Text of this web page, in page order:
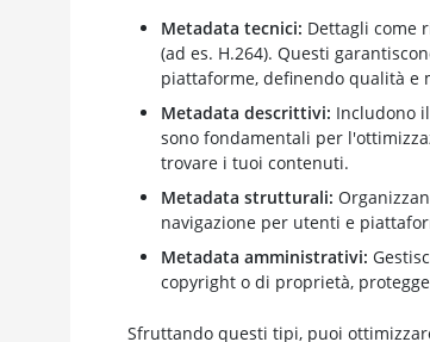
Metadata tecnici: Dettagli come
(ad es. H.264). Questi
piattaforme, definendo qualità e
Metadata descrittivi: Includono
sono fondamentali per
trovare i tuoi contenuti.
Metadata strutturali:
navigazione per utenti e
Metadata amministrativi:
copyright o di proprietà,
Sfruttando questi tipi, puoi